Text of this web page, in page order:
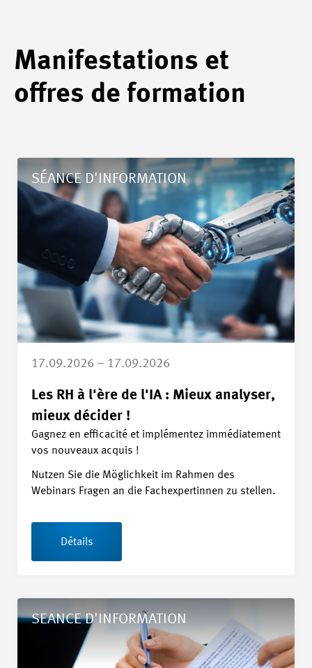
Manifestations et
offres de formation
SÉANCE D'INFORMATION
17.09.2026 – 17.09.2026
Les RH à l'ère de l'IA : Mieux analyser,
mieux décider !
Gagnez en efficacité et implémentez immédiatement
vos nouveaux acquis !
Nutzen Sie die Möglichkeit im Rahmen des
Webinars Fragen an die Fachexpertinnen zu stellen.
Détails
Détails Les RH à l'ère de l'IA : Mieux analyser, mieux décider !
SEANCE D'INFORMATION